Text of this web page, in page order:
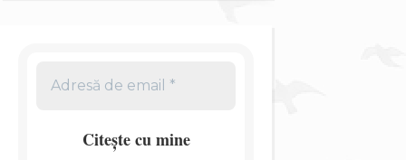
Citește cu mine